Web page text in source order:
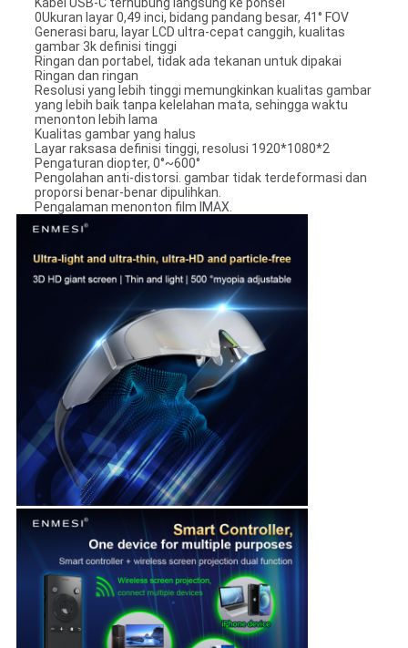
Kabel USB-C terhubung langsung ke ponsel
0Ukuran layar 0,49 inci, bidang pandang besar, 41° FOV
Generasi baru, layar LCD ultra-cepat canggih, kualitas
gambar 3k definisi tinggi
Ringan dan portabel, tidak ada tekanan untuk dipakai
Ringan dan ringan
Resolusi yang lebih tinggi memungkinkan kualitas gambar
yang lebih baik tanpa kelelahan mata, sehingga waktu
menonton lebih lama
Kualitas gambar yang halus
Layar raksasa definisi tinggi, resolusi 1920*1080*2
Pengaturan diopter, 0°~600°
Pengolahan anti-distorsi. gambar tidak terdeformasi dan
proporsi benar-benar dipulihkan.
Pengalaman menonton film IMAX.